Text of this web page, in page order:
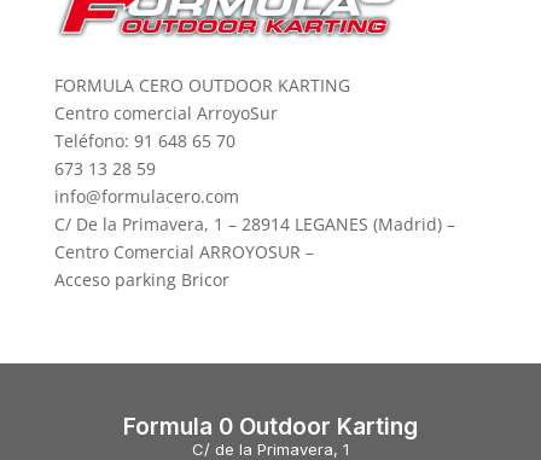
FORMULA CERO OUTDOOR KARTING
Centro comercial ArroyoSur
Teléfono: 91 648 65 70
673 13 28 59
info@formulacero.com
C/ De la Primavera, 1 – 28914 LEGANES (Madrid) –
Centro Comercial ARROYOSUR –
Acceso parking Bricor
Formula 0 Outdoor Karting
C/ de la Primavera, 1